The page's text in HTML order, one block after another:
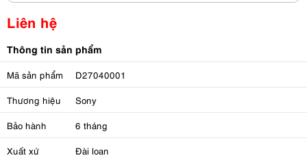
Liên hệ
Thông tin sản phẩm
Mã sản phẩm D27040001
Thương hiệu Sony
Bảo hành 6 tháng
Xuất xứ Đài loan